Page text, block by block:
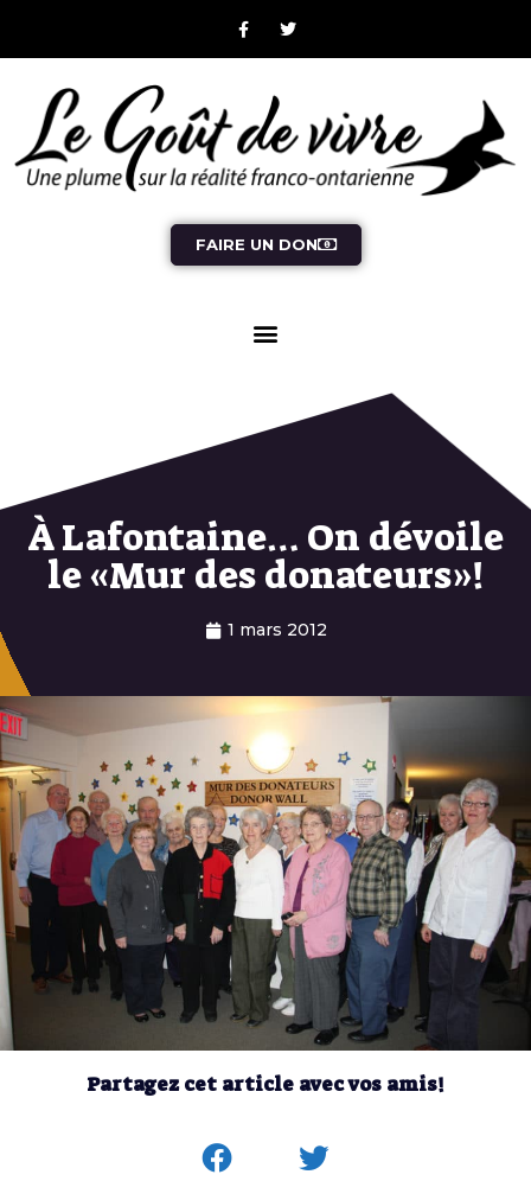
FAIRE UN DON
À Lafontaine… On dévoile
le «Mur des donateurs»!
1 mars 2012
Partagez cet article avec vos amis!